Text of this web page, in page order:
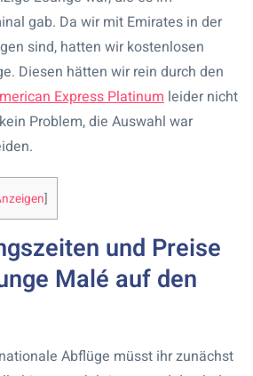
gab. Da wir mit Emirates in der
sind, hatten wir kostenlosen
Diesen hätten wir rein durch den
Express Platinum leider nicht
Problem, die Auswahl war
]
und Preise
Malé auf den
Abflüge müsst ihr zunächst